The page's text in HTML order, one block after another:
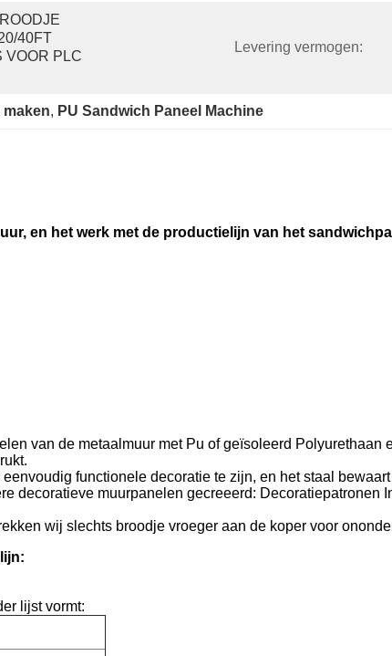
40FT
VOOR PLC
Levering vermogen:
, PU Sandwich Paneel Machine
en het werk met de productielijn van het
van de metaalmuur met Pu of geïsoleerd
functionele decoratie te zijn, en het staal
decoratieve muurpanelen gecreeerd: Decoratiepatronen
wij slechts broodje vroeger aan de koper voor
lijst vormt: